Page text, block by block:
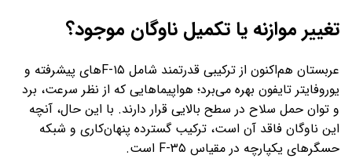
تغییر موازنه یا تکمیل ناوگان موجود؟
عربستان هم‌اکنون از ترکیبی قدرتمند شامل F-۱۵های پیشرفته و
یوروفایتر تایفون بهره می‌برد؛ هواپیماهایی که از نظر سرعت، برد
و توان حمل سلاح در سطح بالایی قرار دارند. با این حال، آنچه
این ناوگان فاقد آن است، ترکیب گسترده پنهان‌کاری و شبکه
حسگرهای یکپارچه در مقیاس F-۳۵ است.